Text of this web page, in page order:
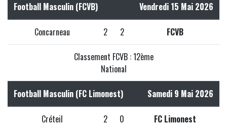
Football Masculin (FCVB) Vendredi 15 Mai 2026
Concarneau 2 2 FCVB
Classement FCVB : 12ème
National
Football Masculin (FC Limonest) Samedi 9 Mai 2026
Créteil 2 0 FC Limonest